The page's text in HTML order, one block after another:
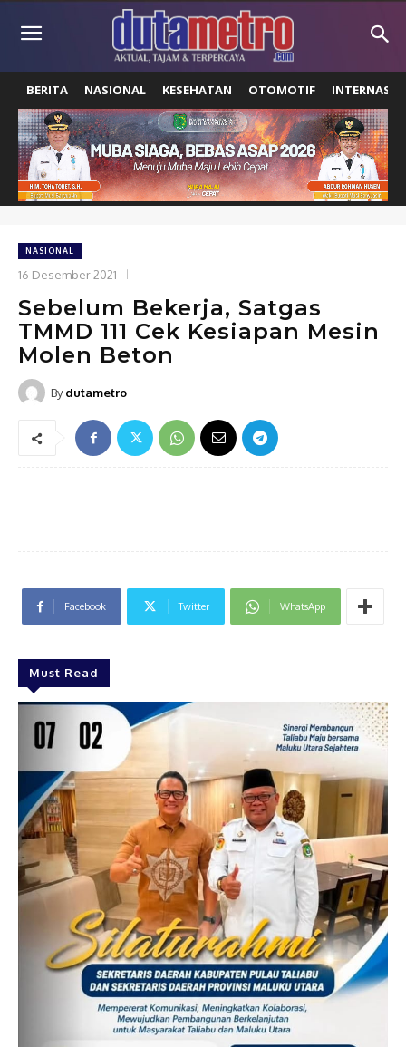
BERITA NASIONAL KESEHATAN OTOMOTIF
NASIONAL
16 Desember 2021
Sebelum Bekerja, Satgas
TMMD 111 Cek Kesiapan Mesin
Molen Beton
By dutametro
Facebook Twitter WhatsApp
Must Read